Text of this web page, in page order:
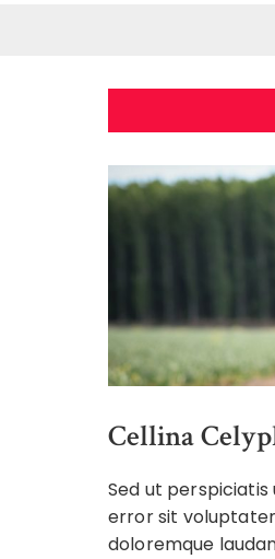
Cellina
Sed ut perspiciatis
error sit
doloremque